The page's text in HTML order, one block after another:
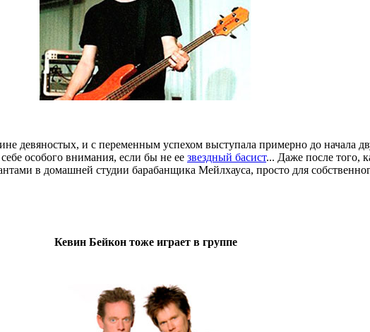
девяностых, и с переменным успехом выступала примерно до начала
особого внимания, если бы не ее звездный басист... Даже после того,
в домашней студии барабанщика Мейлхауса, просто для
Кевин Бейкон тоже играет в группе